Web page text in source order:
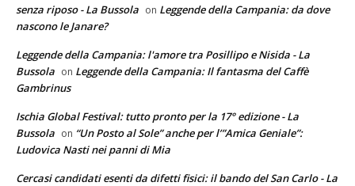
senza riposo - La Bussola on Leggende della Campania: da dove
nascono le Janare?
Leggende della Campania: l'amore tra Posillipo e Nisida - La
Bussola on Leggende della Campania: Il fantasma del Caffè
Gambrinus
Ischia Global Festival: tutto pronto per la 17° edizione - La
Bussola on “Un Posto al Sole” anche per l’”Amica Geniale”:
Ludovica Nasti nei panni di Mia
Cercasi candidati esenti da difetti fisici: il bando del San Carlo - La